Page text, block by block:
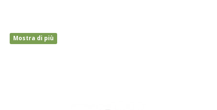
Mostra di più